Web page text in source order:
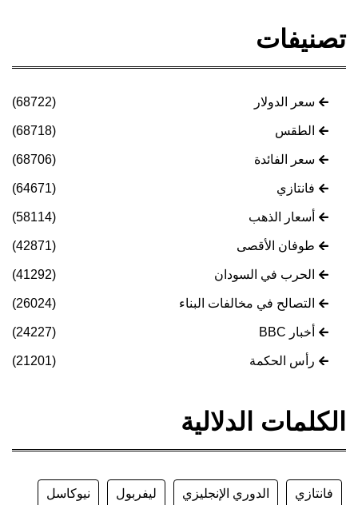
تصنيفات
سعر الدولار (68722)
الطقس (68718)
سعر الفائدة (68706)
فانتازي (64671)
أسعار الذهب (58114)
طوفان الأقصى (42871)
الحرب في السودان (41292)
التصالح في مخالفات البناء (26024)
أخبار BBC (24227)
رأس الحكمة (21201)
الكلمات الدلالية
فانتازي الدوري الإنجليزي ليفربول نيوكاسل